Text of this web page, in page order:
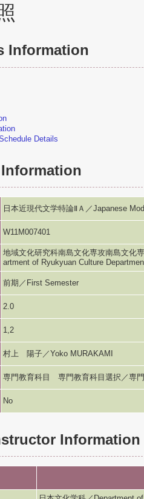
Information
Details
日本近現代文学特論ⅡＡ／Japanese
W11M007401
地域文化研究科南島文化専攻南島文化
artment of Ryukyuan Culture
前期／First Semester
2.0
1,2
村上 陽子／Yoko MURAKAMI
専門教育科目 専門教育科目選択／専
No
Information